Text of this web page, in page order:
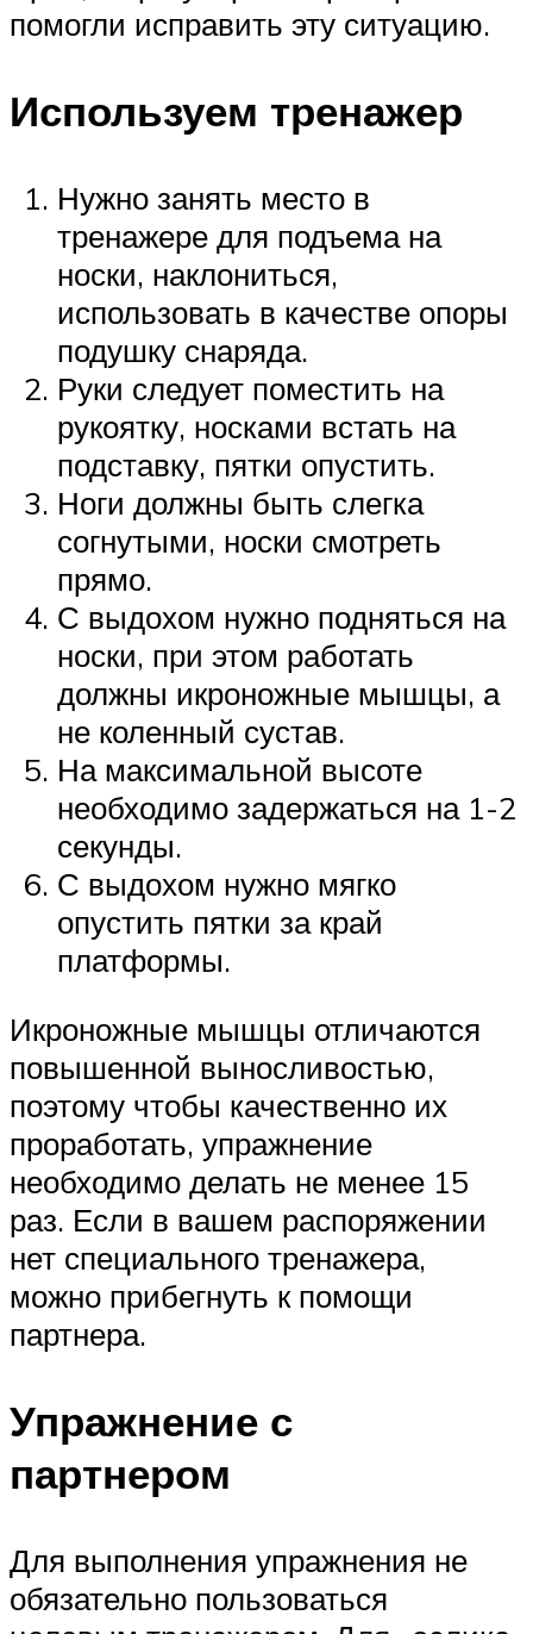
помогли исправить эту ситуацию.
Используем тренажер
Нужно занять место в
тренажере для подъема на
носки, наклониться,
использовать в качестве опоры
подушку снаряда.
Руки следует поместить на
рукоятку, носками встать на
подставку, пятки опустить.
Ноги должны быть слегка
согнутыми, носки смотреть
прямо.
С выдохом нужно подняться на
носки, при этом работать
должны икроножные мышцы, а
не коленный сустав.
На максимальной высоте
необходимо задержаться на 1-2
секунды.
С выдохом нужно мягко
опустить пятки за край
платформы.
Икроножные мышцы отличаются
повышенной выносливостью,
поэтому чтобы качественно их
проработать, упражнение
необходимо делать не менее 15
раз. Если в вашем распоряжении
нет специального тренажера,
можно прибегнуть к помощи
партнера.
Упражнение с
партнером
Для выполнения упражнения не
обязательно пользоваться